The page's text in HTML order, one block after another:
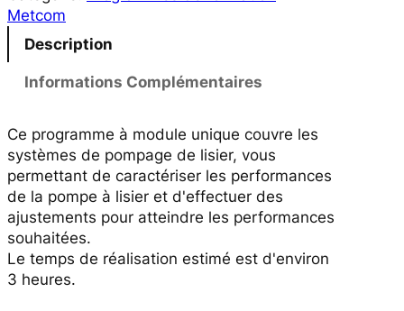
i
l
u
r
r
y
P
u
m
Metcom
Description
Informations Complémentaires
Ce programme à module unique couvre les
systèmes de pompage de lisier, vous
permettant de caractériser les performances
de la pompe à lisier et d'effectuer des
ajustements pour atteindre les performances
souhaitées.
Le temps de réalisation estimé est d'environ
3 heures.